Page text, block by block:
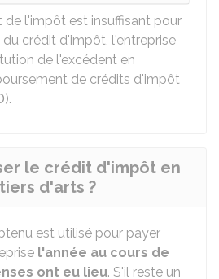
de l'impôt est insuffisant pour
crédit d'impôt, l'entreprise
de l'excédent en
de crédits d'impôt
).
le crédit d'impôt en
d'arts ?
est utilisé pour payer
l'année au cours de
ont eu lieu. S'il reste un